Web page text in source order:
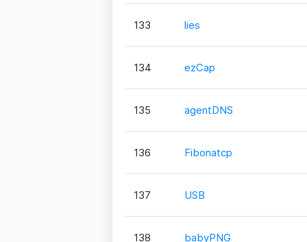
133 lies
134 ezCap
135 agentDNS
136 Fibonatcp
137 USB
138 babyPNG